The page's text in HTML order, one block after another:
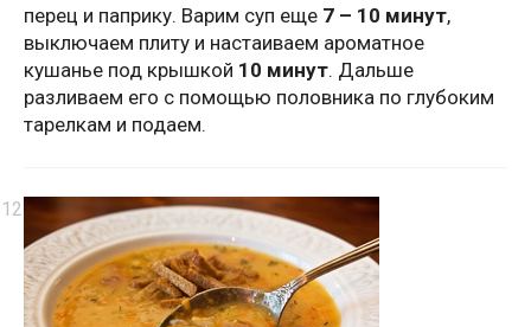
перец и паприку. Варим суп еще 7 – 10 минут,
выключаем плиту и настаиваем ароматное
кушанье под крышкой 10 минут. Дальше
разливаем его с помощью половника по глубоким
тарелкам и подаем.